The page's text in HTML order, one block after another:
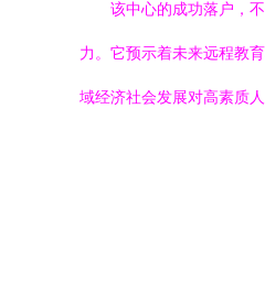
该中心的成功落户，
力。它预示着未来远程教
域经济社会发展对高素质人